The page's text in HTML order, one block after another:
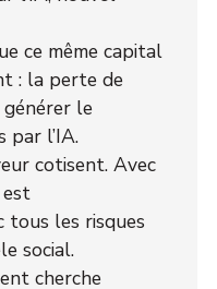
ce même capital
: la perte de
le
par l’IA.
cotisent. Avec
est
tous les risques
social.
cherche